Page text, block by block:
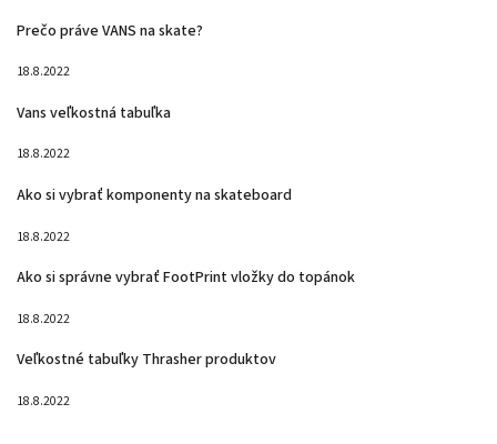
Prečo práve VANS na skate?
18.8.2022
Vans veľkostná tabuľka
18.8.2022
Ako si vybrať komponenty na skateboard
18.8.2022
Ako si správne vybrať FootPrint vložky do topánok
18.8.2022
Veľkostné tabuľky Thrasher produktov
18.8.2022